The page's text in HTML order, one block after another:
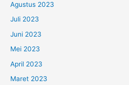
Agustus 2023
Juli 2023
Juni 2023
Mei 2023
April 2023
Maret 2023